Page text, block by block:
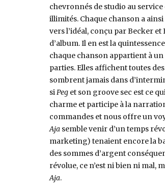
chevronnés de studio au
illimités. Chaque chanson a
vers l’idéal, conçu par Becker
d’album. Il en est la
chaque chanson appartient à
parties. Elles affichent toutes
sombrent jamais dans
siPeg et son groove sec est ce
charme et participe à la
commandes et nous offre un
Aja semble venir d’un temps
marketing) tenaient encore la
des sommes d’argent
révolue, ce n’est ni bien ni mal,
Aja.